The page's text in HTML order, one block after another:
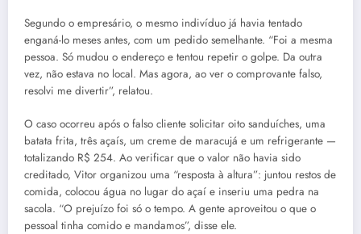
Segundo o empresário, o mesmo indivíduo já havia tentado
enganá-lo meses antes, com um pedido semelhante. “Foi a mesma
pessoa. Só mudou o endereço e tentou repetir o golpe. Da outra
vez, não estava no local. Mas agora, ao ver o comprovante falso,
resolvi me divertir”, relatou.
O caso ocorreu após o falso cliente solicitar oito sanduíches, uma
batata frita, três açaís, um creme de maracujá e um refrigerante —
totalizando R$ 254. Ao verificar que o valor não havia sido
creditado, Vitor organizou uma “resposta à altura”: juntou restos de
comida, colocou água no lugar do açaí e inseriu uma pedra na
sacola. “O prejuízo foi só o tempo. A gente aproveitou o que o
pessoal tinha comido e mandamos”, disse ele.